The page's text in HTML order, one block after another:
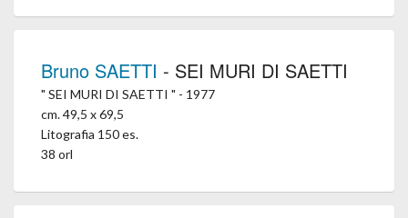
Bruno SAETTI - SEI MURI DI SAETTI
" SEI MURI DI SAETTI " - 1977
cm. 49,5 x 69,5
Litografia 150 es.
38 orl